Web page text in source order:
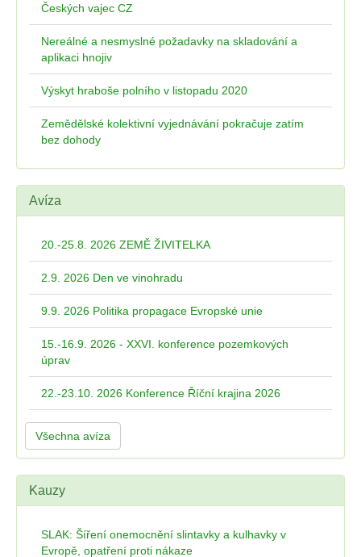
Českých vajec CZ
Nereálné a nesmyslné požadavky na skladování a
aplikaci hnojiv
Výskyt hraboše polního v listopadu 2020
Zemědělské kolektivní vyjednávání pokračuje zatím
bez dohody
Avíza
20.-25.8. 2026 ZEMĚ ŽIVITELKA
2.9. 2026 Den ve vinohradu
9.9. 2026 Politika propagace Evropské unie
15.-16.9. 2026 - XXVI. konference pozemkových
úprav
22.-23.10. 2026 Konference Říční krajina 2026
Všechna avíza
Kauzy
SLAK: Šíření onemocnění slintavky a kulhavky v
Evropě, opatření proti nákaze